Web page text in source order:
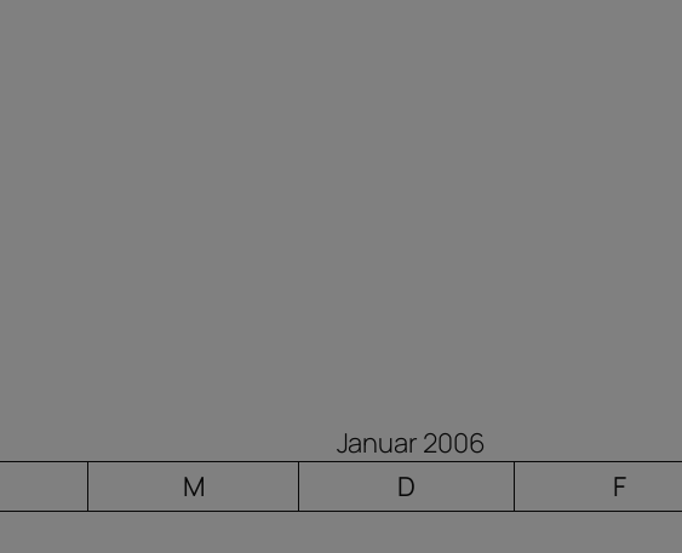
Januar 2006
M D F